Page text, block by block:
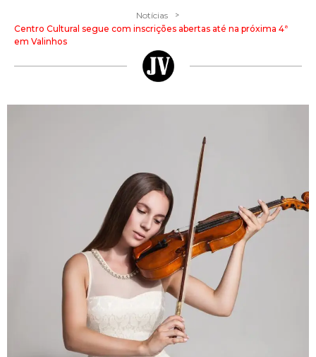
Notícias >
Centro Cultural segue com inscrições abertas até na próxima 4ª
em Valinhos